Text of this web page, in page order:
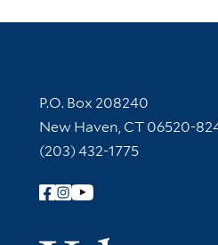
Contact Information
P.O. Box 208240
New Haven, CT 06520-
(203) 432-1775
Follow Yale Library